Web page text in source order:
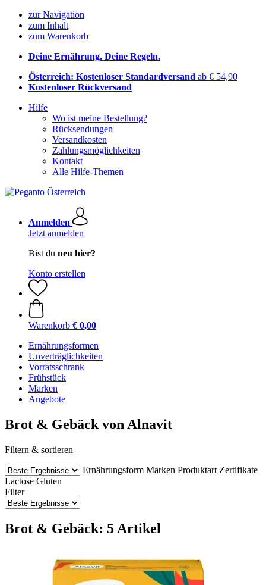
zur Navigation
zum Inhalt
zum Warenkorb
Deine Ernährung. Deine Regeln.
Österreich: Kostenloser Standardversand ab € 54,90
Kostenloser Rückversand
Hilfe
Wo ist meine Bestellung?
Rücksendungen
Versandkosten
Zahlungsmöglichkeiten
Kontakt
Alle Hilfe-Themen
Anmelden
Jetzt anmelden
Bist du neu hier?
Konto erstellen
Warenkorb € 0,00
Ernährungsformen
Unverträglichkeiten
Vorratsschrank
Frühstück
Marken
Angebote
Brot & Gebäck von Alnavit
Filtern & sortieren
Ernährungsform Marken Produktart Zertifikate
Lactose Gluten
Filter
Brot & Gebäck: 5 Artikel